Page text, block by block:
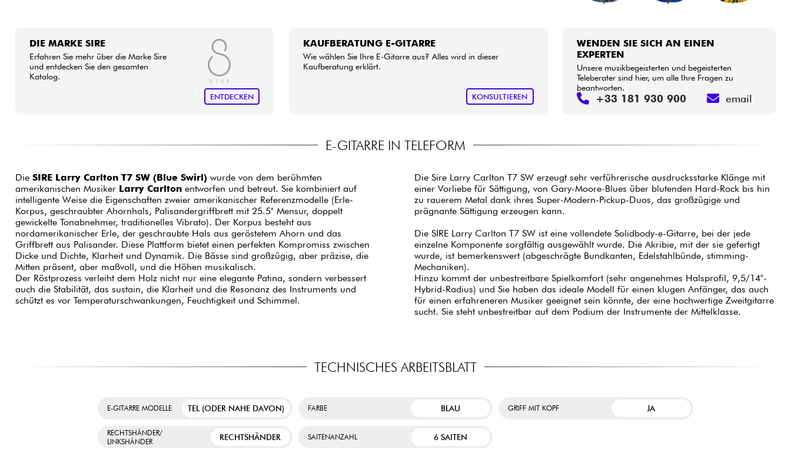
DIE MARKE SIRE
Erfahren Sie mehr über die Marke Sire
und entdecken Sie den gesamten
Katalog.
ENTDECKEN
KAUFBERATUNG E-GITARRE
Wie wählen Sie Ihre E-Gitarre aus? Alles wird in dieser
Kaufberatung erklärt.
KONSULTIEREN
WENDEN SIE SICH AN EINEN
EXPERTEN
Unsere musikbegeisterten und begeisterten
Teleberater sind hier, um alle Ihre Fragen zu
beantworten.
+33 181 930 900 email
E-GITARRE IN TELEFORM
Die SIRE Larry Carlton T7 SW (Blue Swirl) wurde von dem berühmten
amerikanischen Musiker Larry Carltonentworfen und betreut. Sie kombiniert auf
intelligente Weise die Eigenschaften zweier amerikanischer Referenzmodelle (Erle-
Korpus, geschraubter Ahornhals, Palisandergriffbrett mit 25.5" Mensur, doppelt
gewickelte Tonabnehmer, traditionelles Vibrato). Der Korpus besteht aus
nordamerikanischer Erle, der geschraubte Hals aus geröstetem Ahorn und das
Griffbrett aus Palisander. Diese Plattform bietet einen perfekten Kompromiss zwischen
Dicke und Dichte, Klarheit und Dynamik. Die Bässe sind großzügig, aber präzise, die
Mitten präsent, aber maßvoll, und die Höhen musikalisch.
Der Röstprozess verleiht dem Holz nicht nur eine elegante Patina, sondern verbessert
auch die Stabilität, das sustain, die Klarheit und die Resonanz des Instruments und
schützt es vor Temperaturschwankungen, Feuchtigkeit und Schimmel.
Die Sire Larry Carlton T7 SW erzeugt sehr verführerische ausdrucksstarke Klänge mit
einer Vorliebe für Sättigung, von Gary-Moore-Blues über blutenden Hard-Rock bis hin
zu rauerem Metal dank ihres Super-Modern-Pickup-Duos, das großzügige und
prägnante Sättigung erzeugen kann.
Die SIRE Larry Carlton T7 SW ist eine vollendete Solidbody-e-Gitarre, bei der jede
einzelne Komponente sorgfältig ausgewählt wurde. Die Akribie, mit der sie gefertigt
wurde, ist bemerkenswert (abgeschrägte Bundkanten, Edelstahlbünde, stimming-
Mechaniken).
Hinzu kommt der unbestreitbare Spielkomfort (sehr angenehmes Halsprofil, 9,5/14"-
Hybrid-Radius) und Sie haben das ideale Modell für einen klugen Anfänger, das auch
für einen erfahreneren Musiker geeignet sein könnte, der eine hochwertige Zweitgitarre
sucht. Sie steht unbestreitbar auf dem Podium der Instrumente der Mittelklasse.
TECHNISCHES ARBEITSBLATT
E-GITARRE MODELLE TEL (ODER NAHE DAVON) FARBE BLAU GRIFF MIT KOPF JA
RECHTSHÄNDER/
LINKSHÄNDER
RECHTSHÄNDER SAITENANZAHL 6 SAITEN